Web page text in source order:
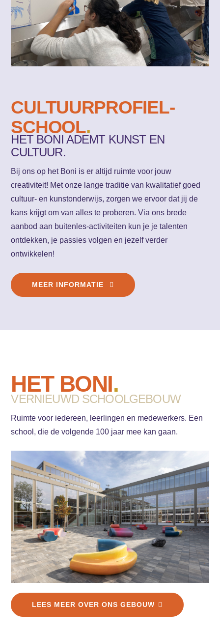
CULTUUR­PROFIEL­
SCHOOL.
HET BONI ADEMT KUNST EN
CULTUUR.
Bij ons op het Boni is er altijd ruimte voor jouw
creativiteit! Met onze lange traditie van kwalitatief goed
cultuur- en kunstonderwijs, zorgen we ervoor dat jij de
kans krijgt om van alles te proberen. Via ons brede
aanbod aan buitenles-activiteiten kun je je talenten
ontdekken, je passies volgen en jezelf verder
ontwikkelen!
MEER INFORMATIE
HET BONI.
VERNIEUWD SCHOOLGEBOUW
Ruimte voor iedereen, leerlingen en medewerkers. Een
school, die de volgende 100 jaar mee kan gaan.
LEES MEER OVER ONS GEBOUW